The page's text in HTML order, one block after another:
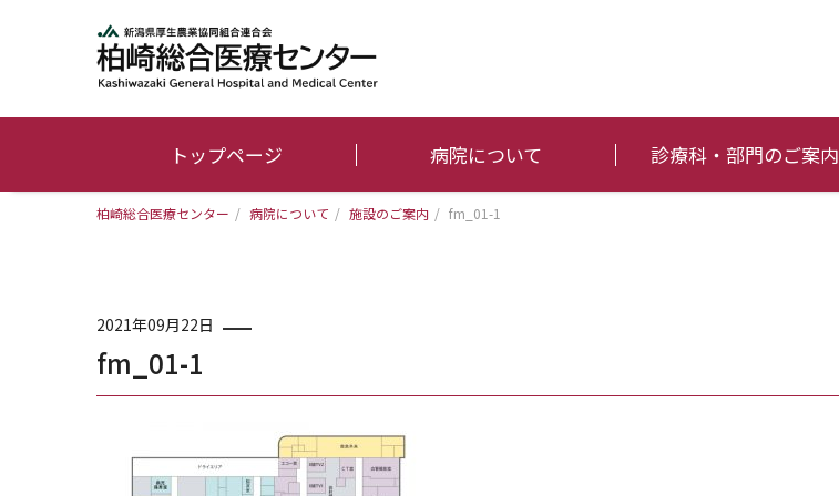
トップページ 病院について 診療科・部門のご案内
柏崎総合医療センター / 病院について / 施設のご案内 / fm_01-1
2021年09月22日
fm_01-1